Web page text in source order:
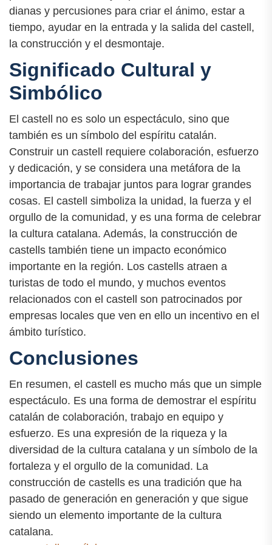
dianas y percusiones para criar el ánimo, estar a
tiempo, ayudar en la entrada y la salida del castell,
la construcción y el desmontaje.
Significado Cultural y
Simbólico
El castell no es solo un espectáculo, sino que
también es un símbolo del espíritu catalán.
Construir un castell requiere colaboración, esfuerzo
y dedicación, y se considera una metáfora de la
importancia de trabajar juntos para lograr grandes
cosas. El castell simboliza la unidad, la fuerza y el
orgullo de la comunidad, y es una forma de celebrar
la cultura catalana. Además, la construcción de
castells también tiene un impacto económico
importante en la región. Los castells atraen a
turistas de todo el mundo, y muchos eventos
relacionados con el castell son patrocinados por
empresas locales que ven en ello un incentivo en el
ámbito turístico.
Conclusiones
En resumen, el castell es mucho más que un simple
espectáculo. Es una forma de demostrar el espíritu
catalán de colaboración, trabajo en equipo y
esfuerzo. Es una expresión de la riqueza y la
diversidad de la cultura catalana y un símbolo de la
fortaleza y el orgullo de la comunidad. La
construcción de castells es una tradición que ha
pasado de generación en generación y que sigue
siendo un elemento importante de la cultura
catalana.